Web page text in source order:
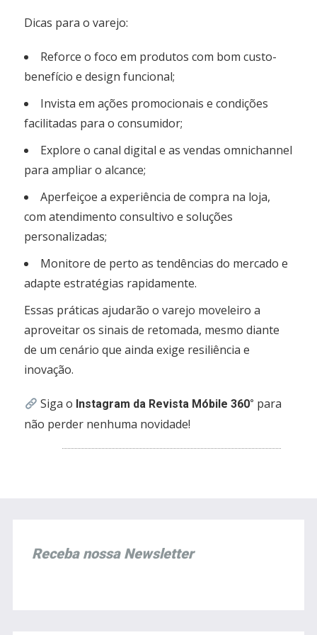
Dicas para o varejo:
Reforce o foco em produtos com bom custo-
benefício e design funcional;
Invista em ações promocionais e condições
facilitadas para o consumidor;
Explore o canal digital e as vendas omnichannel
para ampliar o alcance;
Aperfeiçoe a experiência de compra na loja,
com atendimento consultivo e soluções
personalizadas;
Monitore de perto as tendências do mercado e
adapte estratégias rapidamente.
Essas práticas ajudarão o varejo moveleiro a
aproveitar os sinais de retomada, mesmo diante
de um cenário que ainda exige resiliência e
inovação.
Siga o Instagram da Revista Móbile 360° para
não perder nenhuma novidade!
Receba nossa Newsletter